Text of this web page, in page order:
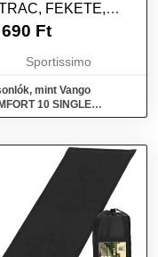
FEKETE,
Ft
Sportissimo
mint Vango
10 SINGLE
matrac, fekete,